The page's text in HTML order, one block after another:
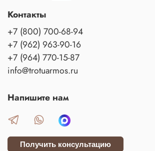
Контакты
+7 (800) 700-68-94
+7 (962) 963-90-16
+7 (964) 770-15-87
info@trotuarmos.ru
Напишите нам
Получить консультацию